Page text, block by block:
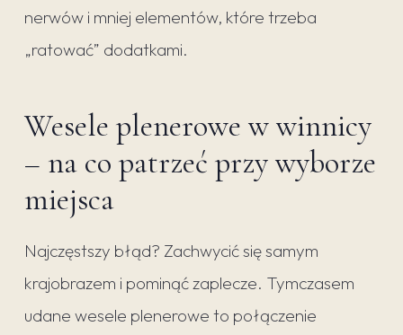
nerwów i mniej elementów, które trzeba
„ratować” dodatkami.
Wesele plenerowe w winnicy
– na co patrzeć przy wyborze
miejsca
Najczęstszy błąd? Zachwycić się samym
krajobrazem i pominąć zaplecze. Tymczasem
udane wesele plenerowe to połączenie